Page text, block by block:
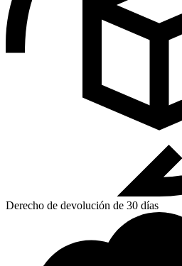
Derecho de devolución de 30 días